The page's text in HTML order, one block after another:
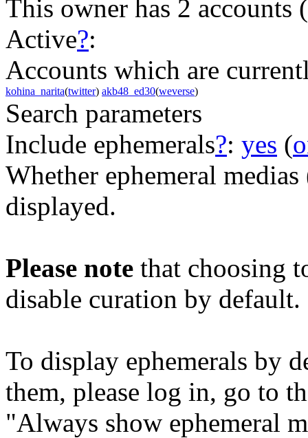
This owner has 2 accounts (
Active?:
Accounts which are
kohina_narita(twitter) akb48_ed30(weverse)
Search parameters
Include ephemerals?: yes (
Whether ephemeral
displayed.
Please note that choosing
disable curation by default.
To display ephemerals by
them, please log in, go to
"Always show ephemeral